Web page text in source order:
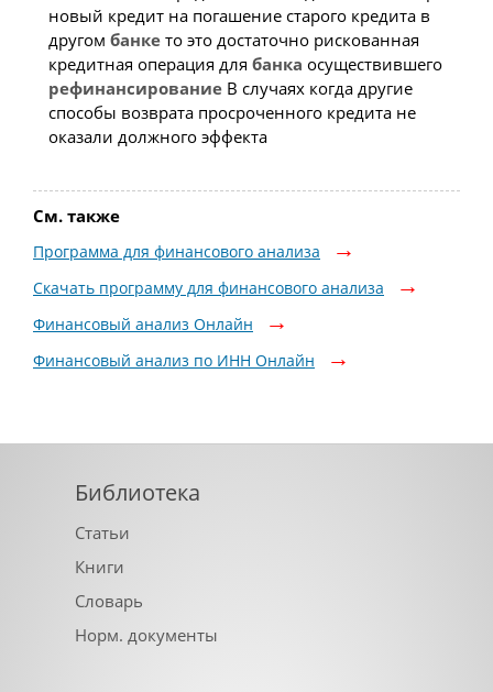
новый кредит на погашение старого кредита в
другом банкето это достаточно рискованная
кредитная операция для банка осуществившего
рефинансированиеВ случаях когда другие
способы возврата просроченного кредита не
оказали должного эффекта
См. также
Программа для финансового анализа
Скачать программу для финансового анализа
Финансовый анализ Онлайн
Финансовый анализ по ИНН Онлайн
Библиотека
Статьи
Книги
Словарь
Норм. документы